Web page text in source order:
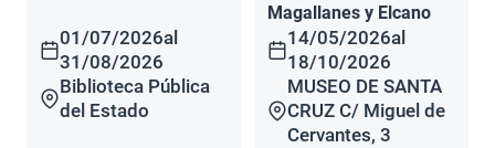
01/07/2026al
31/08/2026
Biblioteca Pública
del Estado
Magallanes y Elcano
14/05/2026al
18/10/2026
MUSEO DE SANTA
CRUZ C/ Miguel de
Cervantes, 3